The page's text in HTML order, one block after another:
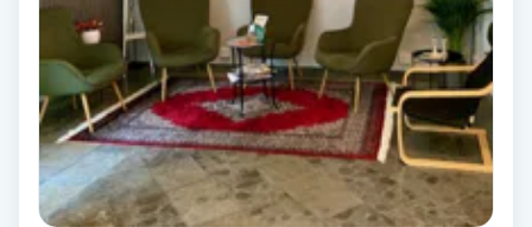
Barber
Barnklippning
BIAB